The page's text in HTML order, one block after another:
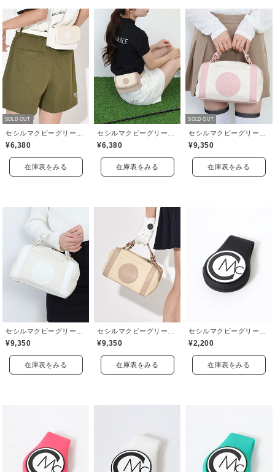
SOLD OUT
¥6,380
在庫表をみる
¥6,380
在庫表をみる
SOLD OUT
¥9,350
在庫表をみる
¥9,350
在庫表をみる
¥9,350
在庫表をみる
¥2,200
在庫表をみる